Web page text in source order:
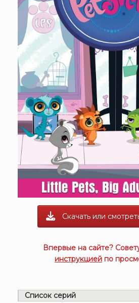
Скачать или
Впервые на сайте?
инструкцией по
Список серий